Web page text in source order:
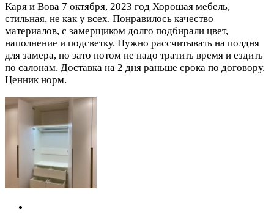
Каря и Вова 7 октября, 2023 год Хорошая мебель,
стильная, не как у всех. Понравилось качество
материалов, с замерщиком долго подбирали цвет,
наполнение и подсветку. Нужно рассчитывать на полдня
для замера, но зато потом не надо тратить время и ездить
по салонам. Доставка на 2 дня раньше срока по договору.
Ценник норм.